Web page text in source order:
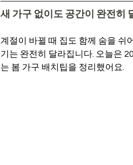
새 가구 없이도 공간이 완전히
계절이 바뀔 때 집도 함께 숨을 쉬
기는 완전히 달라집니다. 오늘은
는 봄 가구 배치팁을 정리했어요.